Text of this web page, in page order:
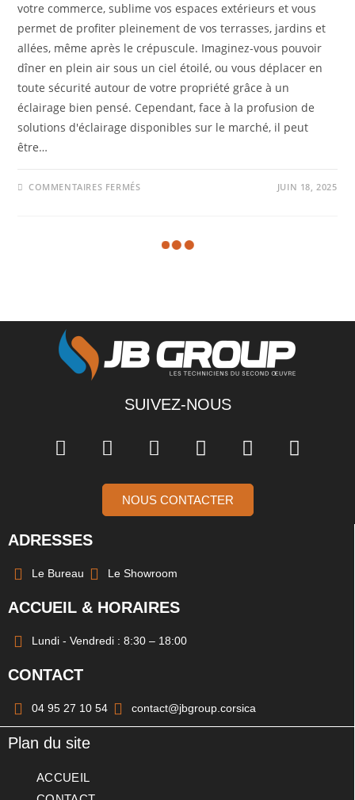
votre commerce, sublime vos espaces extérieurs et vous
permet de profiter pleinement de vos terrasses, jardins et
allées, même après le crépuscule. Imaginez-vous pouvoir
dîner en plein air sous un ciel étoilé, ou vous déplacer en
toute sécurité autour de votre propriété grâce à un
éclairage bien pensé. Cependant, face à la profusion de
solutions d'éclairage disponibles sur le marché, il peut
être…
COMMENTAIRES FERMÉS JUIN 18, 2025
Aucune page supplémentaire à charger
SUIVEZ-NOUS
ADRESSES
ACCUEIL & HORAIRES
CONTACT
contact@jbgroup.corsica
Plan du site